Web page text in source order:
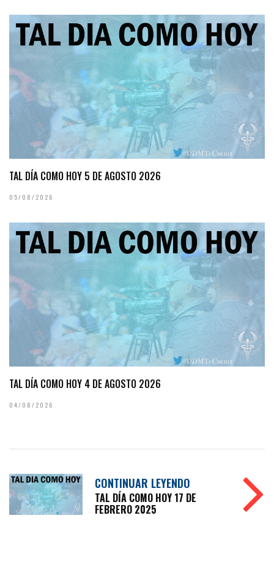
TAL DÍA COMO HOY 5 DE AGOSTO 2026
05/08/2026
TAL DÍA COMO HOY 4 DE AGOSTO 2026
04/08/2026
CONTINUAR LEYENDO
TAL DÍA COMO HOY 17 DE
FEBRERO 2025